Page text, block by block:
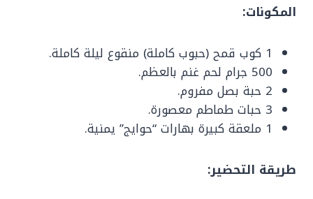
المكونات:
1 كوب قمح (حبوب كاملة) منقوع ليلة كاملة.
500 جرام لحم غنم بالعظم.
2 حبة بصل مفروم.
3 حبات طماطم معصورة.
1 ملعقة كبيرة بهارات “حوايج” يمنية.
طريقة التحضير: